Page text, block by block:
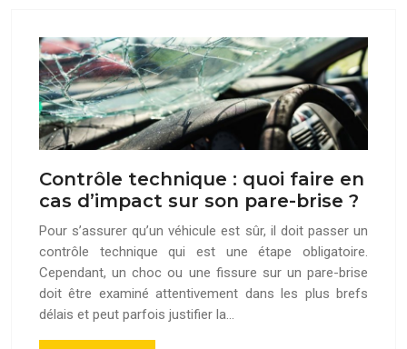
Contrôle technique : quoi faire en
cas d’impact sur son pare-brise ?
Pour s’assurer qu’un véhicule est sûr, il doit passer un
contrôle technique qui est une étape obligatoire.
Cependant, un choc ou une fissure sur un pare-brise
doit être examiné attentivement dans les plus brefs
délais et peut parfois justifier la…